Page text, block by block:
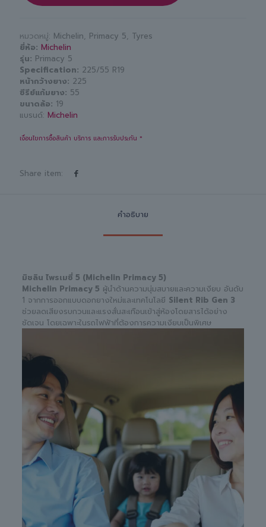
หมวดหมู่: Michelin, Primacy 5, Tyres
ยี่ห้อ Michelin
รุ่น Primacy 5
Specification 225/55 R19
หน้ากว้างยาง 225
ซีรีย์แก้มยาง 55
ขนาดล้อ 19
แบรนด์: Michelin
เงื่อนไขการซื้อสินค้า บริการ และการรับประกัน *
Share item:
คำอธิบาย
มิชลิน ไพรเมซี่ 5 (Michelin Primacy 5)
Michelin Primacy 5 ผู้นำด้านความนุ่มสบายและความเงียบ อันดับ
1 จากการออกแบบดอกยางใหม่และเทคโนโลยี Silent Rib Gen 3
ช่วยลดเสียงรบกวนและแรงสั่นสะเทือนเข้าสู่ห้องโดยสารได้อย่าง
ชัดเจน โดยเฉพาะในรถไฟฟ้าที่ต้องการความเงียบเป็นพิเศษ